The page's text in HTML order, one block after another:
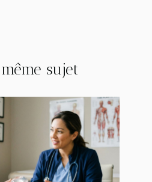
sujet